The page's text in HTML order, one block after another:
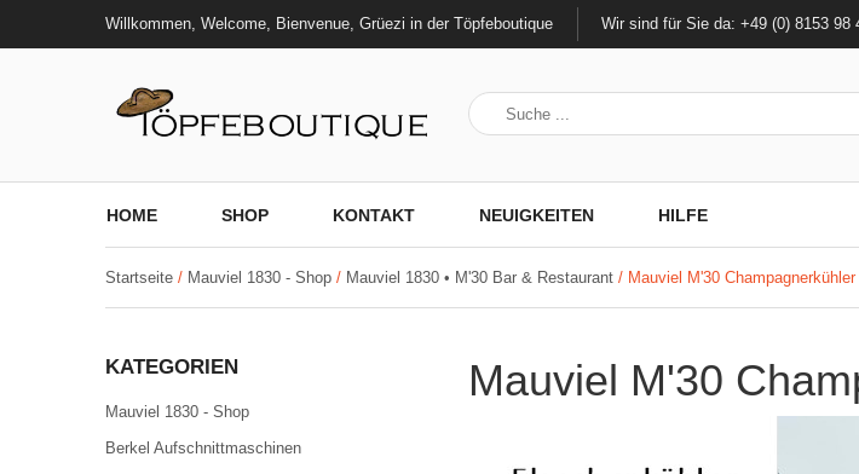
Willkommen, Welcome, Bienvenue, Grüezi in der Töpfeboutique Wir sind für Sie da: +49 (0) 8153 98
HOME SHOP KONTAKT NEUIGKEITEN HILFE
Startseite / Mauviel 1830 - Shop / Mauviel 1830 • M'30 Bar & Restaurant / Mauviel M'30
Mauviel M'30
KATEGORIEN
Mauviel 1830 - Shop
Berkel Aufschnittmaschinen